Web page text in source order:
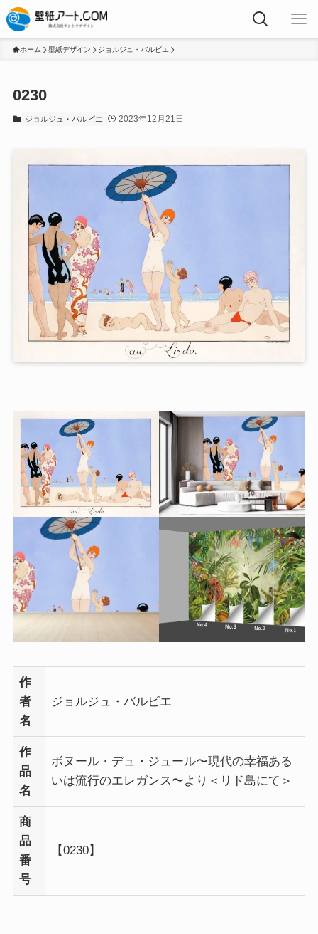
ホーム 壁紙デザイン ジョルジュ・バルビエ
0230
ジョルジュ・バルビエ 2023年12月21日
作
者
名
ジョルジュ・バルビエ
作
品
名
ボヌール・デュ・ジュール〜現代の幸福ある
いは流行のエレガンス〜より＜リド島にて＞
商
品
番
号
【0230】